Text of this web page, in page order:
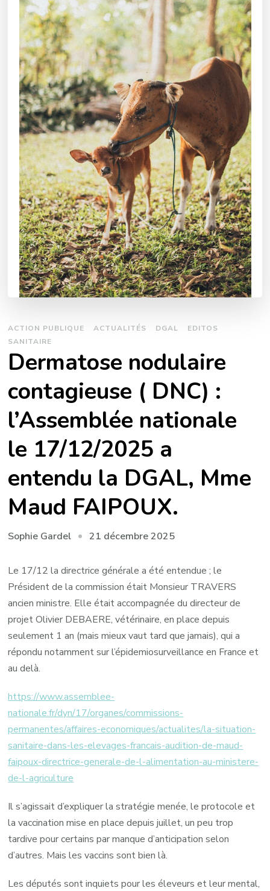
ACTION PUBLIQUE ACTUALITÉS DGAL
EDITOS
SANITAIRE
Dermatose nodulaire
contagieuse ( DNC) :
l’Assemblée nationale
le 17/12/2025 a
entendu la DGAL, Mme
Maud FAIPOUX.
Sophie Gardel 21 décembre 2025
Le 17/12 la directrice générale a été entendue ; le
Président de la commission était Monsieur TRAVERS
ancien ministre. Elle était accompagnée du directeur de
projet Olivier DEBAERE, vétérinaire, en place depuis
seulement 1 an (mais mieux vaut tard que jamais), qui a
répondu notamment sur l’épidemiosurveillance en France et
au delà.
https://www.assemblee-
nationale.fr/dyn/17/organes/commissions-
permanentes/affaires-economiques/actualites/la-situation-
sanitaire-dans-les-elevages-francais-audition-de-maud-
faipoux-directrice-generale-de-l-alimentation-au-ministere-
de-l-agriculture
Il s’agissait d’expliquer la stratégie menée, le protocole et
la vaccination mise en place depuis juillet, un peu trop
tardive pour certains par manque d’anticipation selon
d’autres. Mais les vaccins sont bien là.
Les députés sont inquiets pour les éleveurs et leur mental,